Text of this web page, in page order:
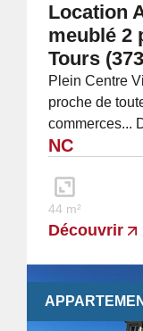
Location
meublé 2
Tours
Plein Centre
proche de
commerces...
une vue
NC
44 m²
Découvrir